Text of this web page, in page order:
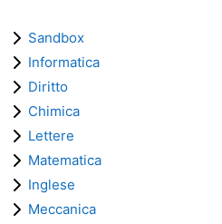
Sandbox
Informatica
Diritto
Chimica
Lettere
Matematica
Inglese
Meccanica